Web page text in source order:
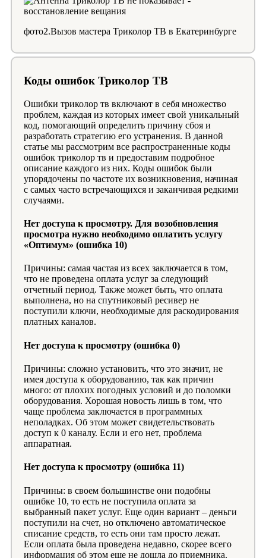
фото2.Вызов мастера Триколор ТВ в Екатеринбурге
Коды ошибок Триколор ТВ
Ошибки триколор тв включают в себя множество
проблем, каждая из которых имеет свой уникальный
код, помогающий определить причину сбоя и
разработать стратегию его устранения. В данной
статье мы рассмотрим все распространенные коды
ошибок триколор тв и предоставим подробное
описание каждого из них. Коды ошибок были
упорядочены по частоте их возникновения, начиная
с самых часто встречающихся и заканчивая редкими
случаями.
Нет доступа к просмотру. Для возобновления
просмотра нужно необходимо оплатить услугу
«Оптимум» (ошибка 10)
Причины: самая частая из всех заключается в том,
что не проведена оплата услуг за следующий
отчетный период. Также может быть, что оплата
выполнена, но на спутниковый ресивер не
поступили ключи, необходимые для раскодирования
платных каналов.
Нет доступа к просмотру (ошибка 0)
Причины: сложно установить, что это значит, не
имея доступа к оборудованию, так как причин
много: от плохих погодных условий и до поломки
оборудования. Хорошая новость лишь в том, что
чаще проблема заключается в программных
неполадках. Об этом может свидетельствовать
доступ к 0 каналу. Если и его нет, проблема
аппаратная.
Нет доступа к просмотру (ошибка 11)
Причины: в своем большинстве они подобны
ошибке 10, то есть не поступила оплата за
выбранный пакет услуг. Еще один вариант – деньги
поступили на счет, но отключено автоматическое
списание средств, то есть они там просто лежат.
Если оплата была проведена недавно, скорее всего
информация об этом еще не дошла до приемника.